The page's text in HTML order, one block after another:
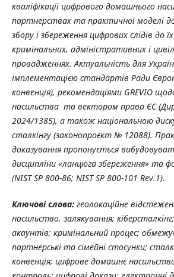
кваліфікації цифрового домашнього
партнерствах та практичної моделі
збору і збереження цифрових слідів до
кримінальних, адміністративних і
провадженнях. Актуальність для
імплементацією стандартів Ради
конвенція), рекомендаціями GREVIO
насильства та вектором права ЄС
2024/1385), а також національною
сталкінгу (законопроєкт № 12088).
доказування пропонується
дисципліни «ланцюга збереження» та
(NIST SP 800-86; NIST SP 800-101 Rev.1).
Ключові слова:геолокаційне
насильство, залякування;
акаунтів; кримінальний процес;
партнерські та сімейні стосунки;
конвенція; цифрове домашнє